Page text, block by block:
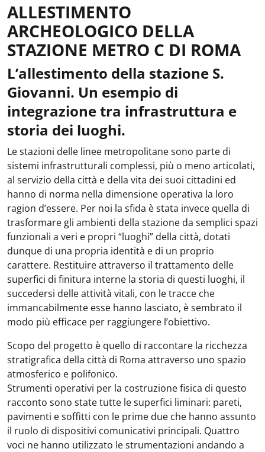
ALLESTIMENTO
ARCHEOLOGICO DELLA
STAZIONE METRO C DI ROMA
L’allestimento della stazione S.
Giovanni. Un esempio di
integrazione tra infrastruttura e
storia dei luoghi.
Le stazioni delle linee metropolitane sono parte di
sistemi infrastrutturali complessi, più o meno articolati,
al servizio della città e della vita dei suoi cittadini ed
hanno di norma nella dimensione operativa la loro
ragion d’essere. Per noi la sfida è stata invece quella di
trasformare gli ambienti della stazione da semplici spazi
funzionali a veri e propri “luoghi” della città, dotati
dunque di una propria identità e di un proprio
carattere. Restituire attraverso il trattamento delle
superfici di finitura interne la storia di questi luoghi, il
succedersi delle attività vitali, con le tracce che
immancabilmente esse hanno lasciato, è sembrato il
modo più efficace per raggiungere l’obiettivo.
Scopo del progetto è quello di raccontare la ricchezza
stratigrafica della città di Roma attraverso uno spazio
atmosferico e polifonico.
Strumenti operativi per la costruzione fisica di questo
racconto sono state tutte le superfici liminari: pareti,
pavimenti e soffitti con le prime due che hanno assunto
il ruolo di dispositivi comunicativi principali. Quattro
voci ne hanno utilizzato le strumentazioni andando a